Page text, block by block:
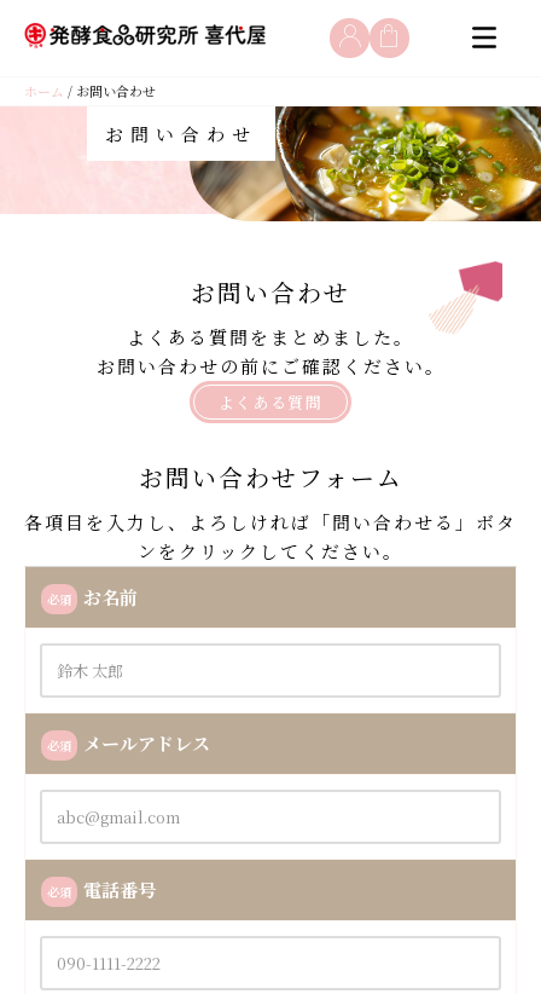
ン
へ
ホーム / お問い合わせ
お問い合わせ
お問い合わせ
よくある質問をまとめました。
お問い合わせの前にご確認ください。
よくある質問
お問い合わせフォーム
各項目を入力し、よろしければ「問い合わせる」ボタ
ンをクリックしてください。
必須 お名前
必須 メールアドレス
必須 電話番号